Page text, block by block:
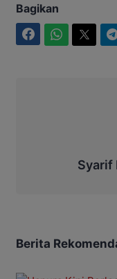
Bagikan
Syarif
Berita